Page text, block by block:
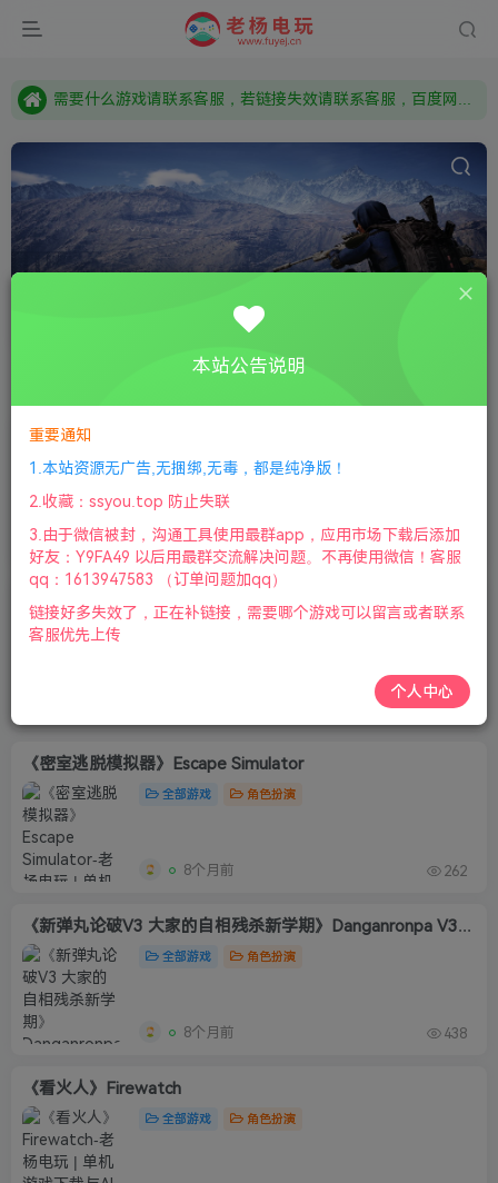
本站资源来自网络搜集，如有侵权，请联系删除：fuyej@qq.com 附上证书和内容链接
需要什么游戏请联系客服，若链接失效请联系客服，百度网盘边上的激活码也是解压密码
【大逆转裁判：编年史】The Great Ace Attorney Chronicles
全部游戏 策略战旗
3个月前 287
达芬奇密室2/达芬奇之家2/达芬奇的房子2/The House of Da Vinci 2
179
《密室逃脱模拟器》Escape Simulator
全部游戏 角色扮演
8个月前 262
《新弹丸论破V3 大家的自相残杀新学期》Danganronpa V3: Killing Harmony
全部游戏 角色扮演
8个月前 438
《看火人》Firewatch
全部游戏 角色扮演
本站公告说明
重要通知
1.本站资源无广告,无捆绑,无毒，都是纯净版！
2.收藏：ssyou.top 防止失联
3.由于微信被封，沟通工具使用最群app，应用市场下载后添加
好友：Y9FA49 以后用最群交流解决问题。不再使用微信！客服
qq：1613947583 （订单问题加qq）
链接好多失效了，正在补链接，需要哪个游戏可以留言或者联系
客服优先上传
个人中心